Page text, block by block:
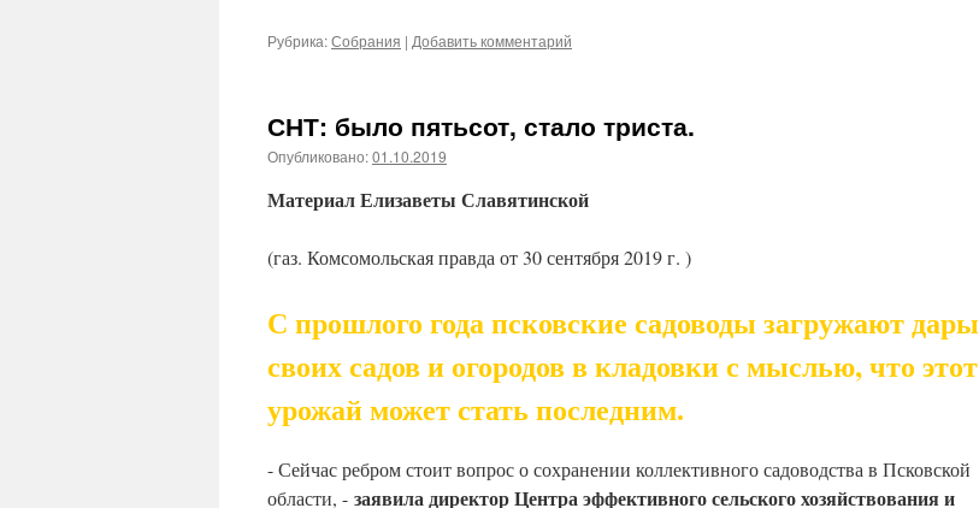
Рубрика:Собрания | Добавить комментарий
СНТ: было пятьсот, стало триста.
Опубликовано:01.10.2019
Материал Елизаветы Славятинской
(газ. Комсомольская правда от 30 сентября 2019 г. )
С прошлого года псковские садоводы загружают дары
своих садов и огородов в кладовки с мыслью, что этот
урожай может стать последним.
- Сейчас ребром стоит вопрос о сохранении коллективного садоводства в Псковской
области, - заявила директор Центра эффективного сельского хозяйствования и